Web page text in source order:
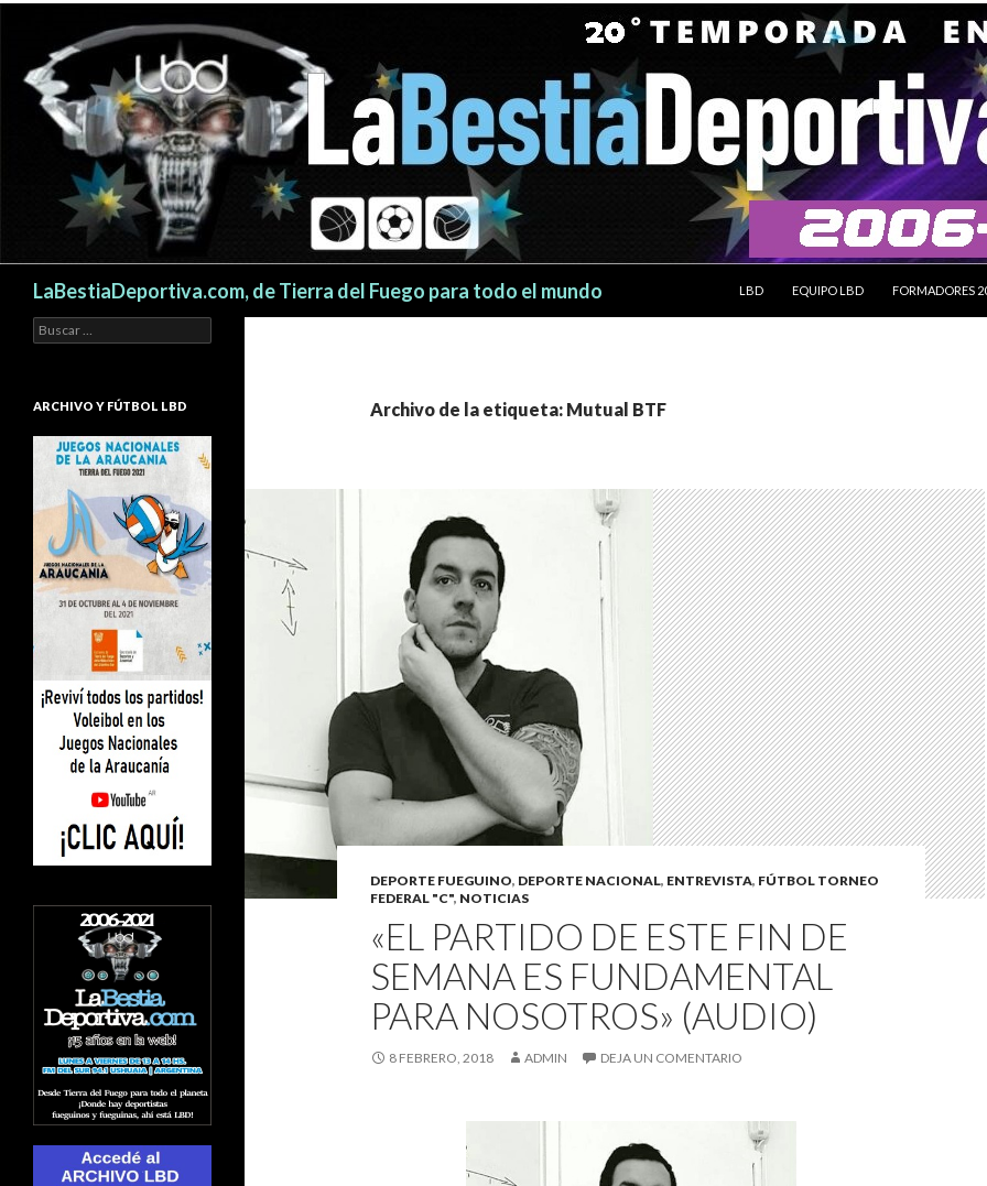
LaBestiaDeportiva.com, de Tierra del Fuego para todo el mundo
LBD
EQUIPO LBD FORMADORES
Archivo de la etiqueta: Mutual BTF
DEPORTE FUEGUINO, DEPORTE NACIONAL, ENTREVISTA, FÚTBOL TORNEO
FEDERAL "C", NOTICIAS
«EL PARTIDO DE ESTE FIN DE
SEMANA ES FUNDAMENTAL
PARA NOSOTROS» (AUDIO)
8 FEBRERO, 2018 ADMIN DEJA UN COMENTARIO
Buscar:
ARCHIVO Y FÚTBOL LBD